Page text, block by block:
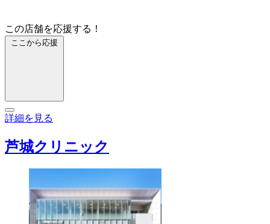
この店舗を応援する！
ここから応援
詳細を見る
芦城クリニック